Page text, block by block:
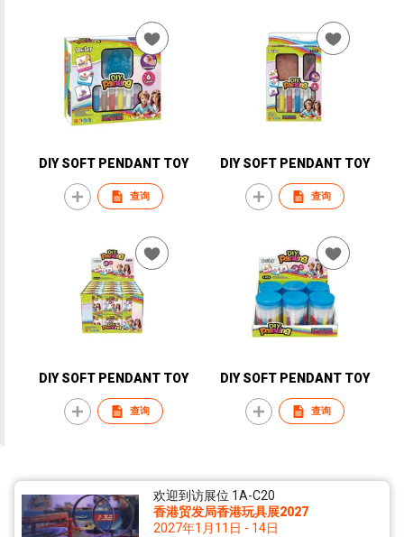
DIY SOFT PENDANT TOY
查询
DIY SOFT PENDANT TOY
查询
DIY SOFT PENDANT TOY
查询
DIY SOFT PENDANT TOY
查询
欢迎到访展位 1A-C20
香港贸发局香港玩具展2027
2027年1月11日 - 14日